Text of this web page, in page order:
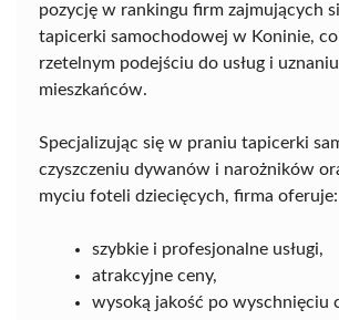
pozycję w rankingu firm zajmujących
tapicerki samochodowej w Koninie,
rzetelnym podejściu do usług i
mieszkańców.
Specjalizując się w praniu tapicerki
czyszczeniu dywanów i narożników
myciu foteli dziecięcych, firma oferuje:
szybkie i profesjonalne usługi,
atrakcyjne ceny,
wysoką jakość po wyschnięciu